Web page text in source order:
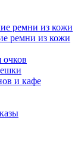
ремни из кожи
ремни из кожи
и кафе